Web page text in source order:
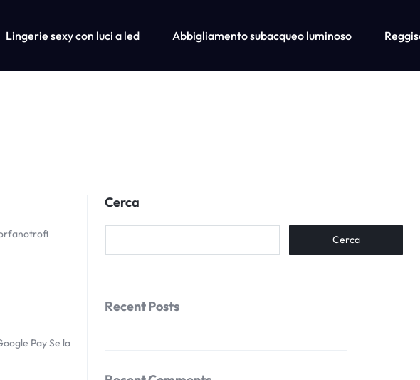
Lingerie sexy con luci a led Abbigliamento subacqueo luminoso
Pay Se la
Cerca
Cerca
Recent Posts